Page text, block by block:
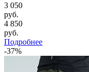
3 050
руб.
4 850
руб.
Подробнее
-37%